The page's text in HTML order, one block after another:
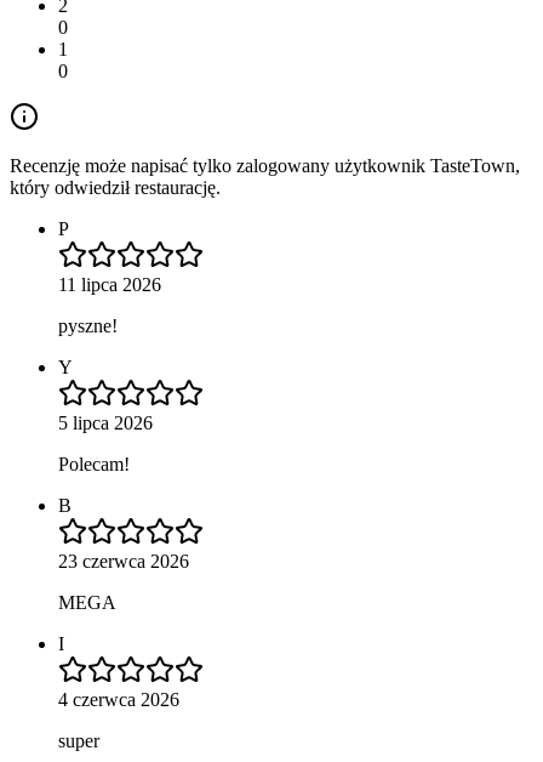
2
0
1
0
Recenzję może napisać tylko zalogowany użytkownik TasteTown,
który odwiedził restaurację.
P
11 lipca 2026
pyszne!
Y
5 lipca 2026
Polecam!
B
23 czerwca 2026
MEGA
I
4 czerwca 2026
super